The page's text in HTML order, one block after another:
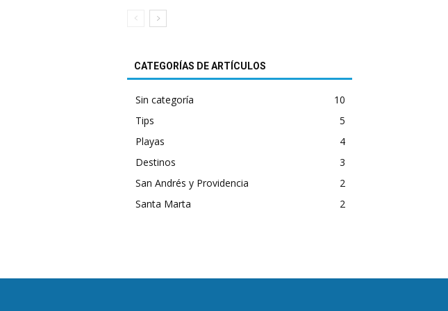
CATEGORÍAS DE ARTÍCULOS
Sin categoría
10
Tips
5
Playas
4
Destinos
3
San Andrés y Providencia
2
Santa Marta
2